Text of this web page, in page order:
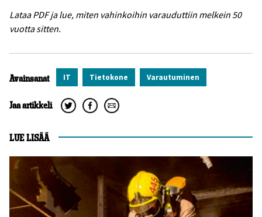
Lataa PDF ja lue, miten vahinkoihin varauduttiin melkein 50
vuotta sitten.
Avainsanat IT Tietokone Varautuminen
Jaa artikkeli
LUE LISÄÄ